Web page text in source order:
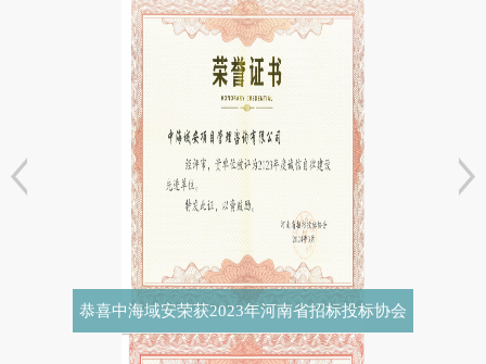
投标协会诚实守信
恭喜中海域安荣获2023年河南省招标投标协会
诚实守信单位